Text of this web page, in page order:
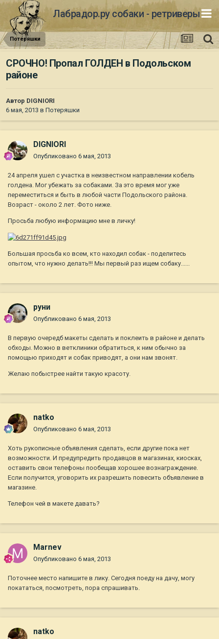
Лабрадор.ру собаки - ретриверы
Потеряшки
СРОЧНО! Пропал ГОЛДЕН в Подольском
районе
Автор DIGNIORI
6 мая, 2013 в Потеряшки
DIGNIORI
Опубликовано 6 мая, 2013
24 апреля ушел с участка в неизвестном направлении кобель
голдена. Мог убежать за собаками. За это время мог уже
переместиться и быть в любой части Подольского района.
Возраст - около 2 лет. Фото ниже.
Просьба любую информацию мне в личку!
Большая просьба ко всем, кто находил собак - поделитесь
опытом, что нужно делать!!! Мы первый раз ищем собаку......
руни
Опубликовано 6 мая, 2013
В первую очередб макеты сделать и поклеить в районе и делать
обходы. Можно в ветклиники обратиться, к ним обычно за
помощью приходят и собак приводят, а они нам звонят.
Желаю побыстрее найти такую красоту.
natko
Опубликовано 6 мая, 2013
Хоть рукописные объявления сделать, если другие пока нет
возможности. И предупредить продавцов в магазинах, киосках,
оставить свои телефоны пообещав хорошее вознаграждение.
Если получится, уговорить их разрешить повесить объявление в
магазине.
Телефон чей в макете давать?
Marnev
Опубликовано 6 мая, 2013
Поточнее место напишите в лику. Сегодня поеду на дачу, могу
покататься, посмотреть, пора спрашивать.
natko